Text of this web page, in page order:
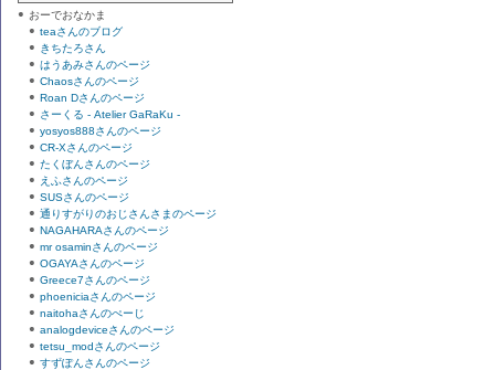
おーでおなかま
teaさんのブログ
きちたろさん
はうあみさんのページ
Chaosさんのページ
Roan Dさんのページ
さーくる - Atelier GaRaKu -
yosyos888さんのページ
CR-Xさんのページ
たくぼんさんのページ
えふさんのページ
SUSさんのページ
通りすがりのおじさんさまのページ
NAGAHARAさんのページ
mr osaminさんのページ
OGAYAさんのページ
Greece7さんのページ
phoeniciaさんのページ
naitohaさんのぺーじ
analogdeviceさんのページ
tetsu_modさんのページ
すずぽんさんのページ